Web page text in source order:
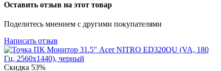
Оставить отзыв на этот товар
Поделитесь мнением с другими покупателями
Написать отзыв
Скидка 53%